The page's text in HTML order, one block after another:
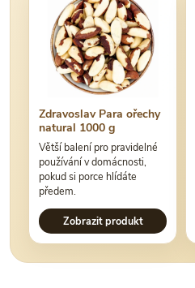
Zdravoslav Para ořechy
natural 1000 g
Větší balení pro pravidelné
používání v domácnosti,
pokud si porce hlídáte
předem.
Zobrazit produkt